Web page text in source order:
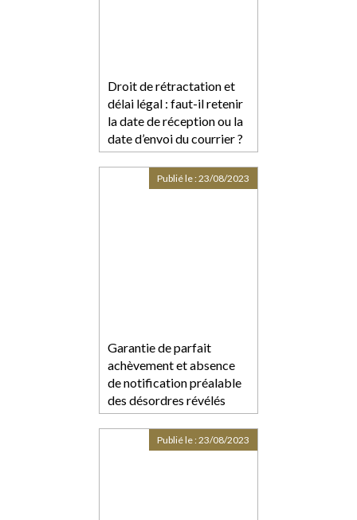
Droit de rétractation et
délai légal : faut-il retenir
la date de réception ou la
date d’envoi du courrier ?
Garantie de parfait
achèvement et absence
de notification préalable
des désordres révélés
postérieurement à la
réception
Publié le :23/08/2023
Publié le :23/08/2023